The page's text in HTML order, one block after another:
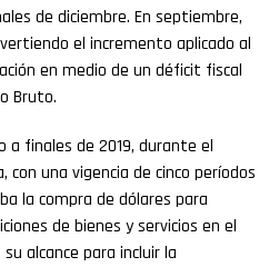
de diciembre. En septiembre,
el incremento aplicado al
en medio de un déficit fiscal
Bruto.
a finales de 2019, durante el
una vigencia de cinco períodos
la compra de dólares para
de bienes y servicios en el
alcance para incluir la